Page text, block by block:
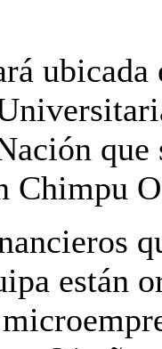
que
Chimpu
están